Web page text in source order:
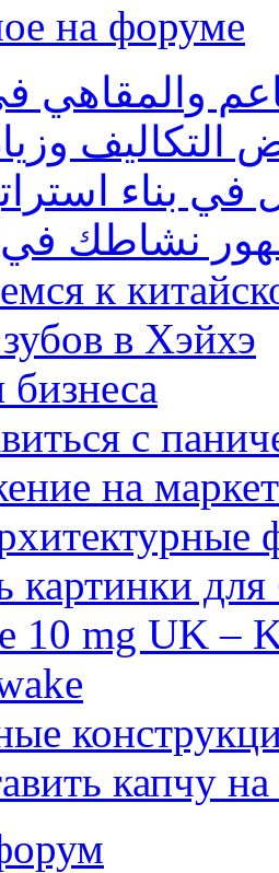
на форуме
بناء
نشاطك
к
в Хэйхэ
с
на
картинки
10 mg UK –
капчу